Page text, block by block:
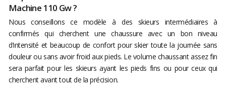
Machine 110 Gw ?
Nous conseillons ce modèle à des skieurs intermédiaires à
confirmés qui cherchent une chaussure avec un bon niveau
d’intensité et beaucoup de confort pour skier toute la journée sans
douleur ou sans avoir froid aux pieds. Le volume chaussant assez fin
sera parfait pour les skieurs ayant les pieds fins ou pour ceux qui
cherchent avant tout de la précision.